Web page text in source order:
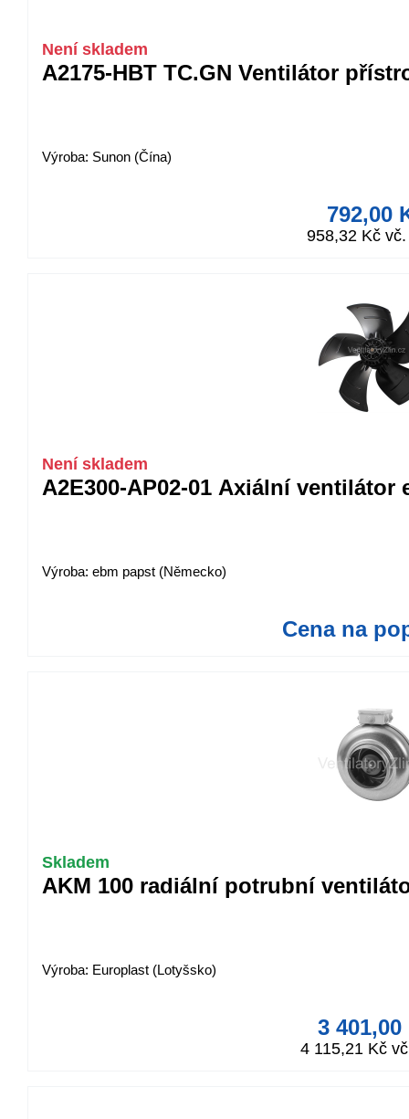
Není skladem
A2175-HBT TC.GN Ventilátor
Výroba: Sunon (Čína)
792,00
958,32 Kč
Není skladem
A2E300-AP02-01 Axiální ventilátor
Výroba: ebm papst (Německo)
Cena na
Skladem
AKM 100 radiální potrubní
Výroba: Europlast (Lotyšsko)
3 401,00
4 115,21 Kč